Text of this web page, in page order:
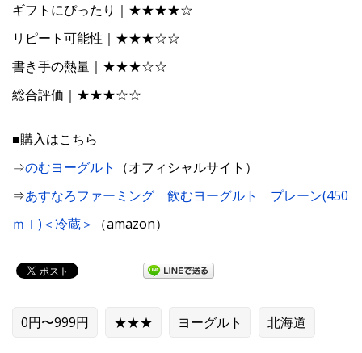
ギフトにぴったり｜★★★★☆
リピート可能性｜★★★☆☆
書き手の熱量｜★★★☆☆
総合評価｜★★★☆☆
■購入はこちら
⇒のむヨーグルト
（オフィシャルサイト）
⇒あすなろファーミング 飲むヨーグルト プレーン(450
ｍｌ)＜冷蔵＞
（amazon）
0円〜999円 ★★★ ヨーグルト 北海道